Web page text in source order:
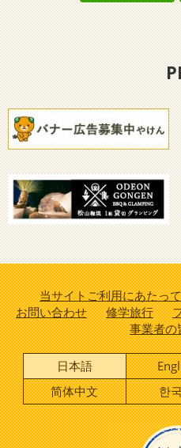
当サイトご利用にあたって
お問い合わせ
修学旅行
事業者の
日本語
简体中文
한